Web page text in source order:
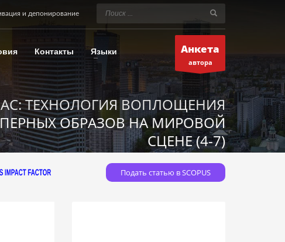
и депонирование
Контакты Языки Анкета
автора
ТЕХНОЛОГИЯ ВОПЛОЩЕНИЯ
ОБРАЗОВ НА МИРОВОЙ
СЦЕНЕ (4-7)
Подать статью в SCOPUS